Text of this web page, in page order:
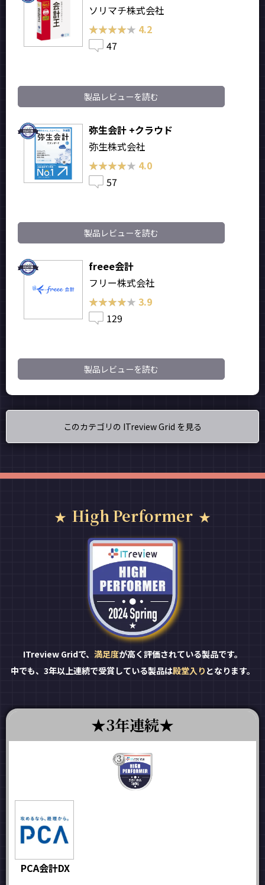
ソリマチ株式会社
★★★★★
★★★★★ 4.2
47
製品レビューを読む
弥生会計 +クラウド
弥生株式会社
★★★★★
★★★★★ 4.0
57
製品レビューを読む
freee会計
フリー株式会社
★★★★★
★★★★★ 3.9
129
製品レビューを読む
このカテゴリの ITreview Grid を見る
High Performer
ITreview Gridで、 満足度が高く評価されている製品です。
中でも、3年以上連続で受賞している製品は殿堂入り となります。
3年連続
PCA会計DX